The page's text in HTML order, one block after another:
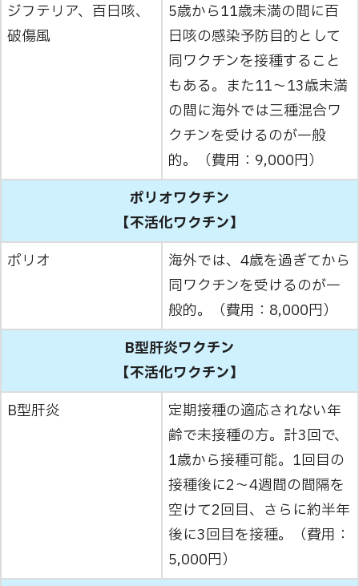
ジフテリア、百日咳、
破傷風
5歳から11歳未満の間に百
日咳の感染予防目的として
同ワクチンを接種すること
もある。また11～13歳未満
の間に海外では三種混合ワ
クチンを受けるのが一般
的。（費用：9,000円）
ポリオワクチン
【不活化ワクチン】
ポリオ
海外では、4歳を過ぎてから
同ワクチンを受けるのが一
般的。（費用：8,000円）
B型肝炎ワクチン
【不活化ワクチン】
B型肝炎
定期接種の適応されない年
齢で未接種の方。計3回で、
1歳から接種可能。1回目の
接種後に2～4週間の間隔を
空けて2回目、さらに約半年
後に3回目を接種。（費用：
5,000円）